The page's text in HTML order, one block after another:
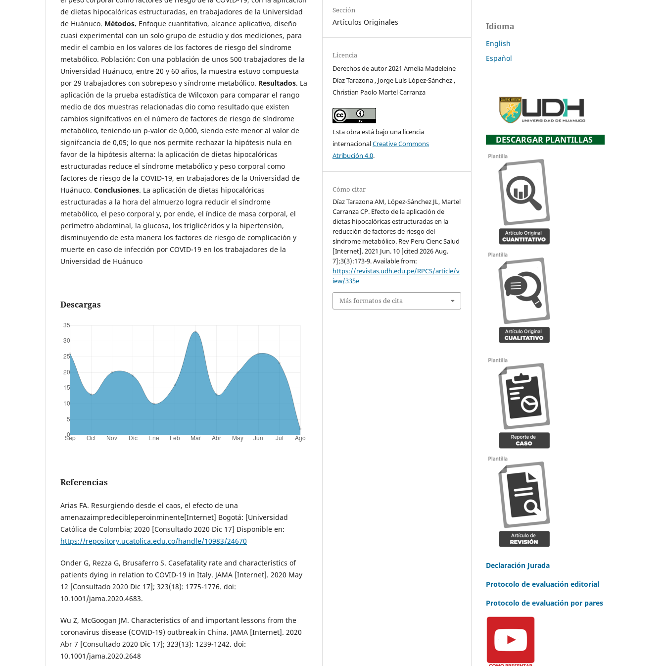
de dietas hipocalóricas estructuradas, en trabajadores de la Universidad
de Huánuco. Métodos. Enfoque cuantitativo, alcance aplicativo, diseño
cuasi experimental con un solo grupo de estudio y dos mediciones, para
medir el cambio en los valores de los factores de riesgo del síndrome
metabólico. Población: Con una población de unos 500 trabajadores de la
Universidad Huánuco, entre 20 y 60 años, la muestra estuvo compuesta
por 29 trabajadores con sobrepeso y síndrome metabólico. Resultados. La
aplicación de la prueba estadística de Wilcoxon para comparar el rango
medio de dos muestras relacionadas dio como resultado que existen
cambios signifcativos en el número de factores de riesgo de síndrome
metabólico, teniendo un p-valor de 0,000, siendo este menor al valor de
signifcancia de 0,05; lo que nos permite rechazar la hipótesis nula en
favor de la hipótesis alterna: la aplicación de dietas hipocalóricas
estructuradas reduce el síndrome metabólico y peso corporal como
factores de riesgo de la COVID-19, en trabajadores de la Universidad de
Huánuco. Conclusiones. La aplicación de dietas hipocalóricas
estructuradas a la hora del almuerzo logra reducir el síndrome
metabólico, el peso corporal y, por ende, el índice de masa corporal, el
perímetro abdominal, la glucosa, los triglicéridos y la hipertensión,
disminuyendo de esta manera los factores de riesgo de complicación y
muerte en caso de infección por COVID-19 en los trabajadores de la
Universidad de Huánuco
Descargas
Referencias
Arias FA. Resurgiendo desde el caos, el efecto de una
amenazaimpredecibleperoinminente[Internet] Bogotá: [Universidad
Católica de Colombia; 2020 [Consultado 2020 Dic 17] Disponible en:
https://repository.ucatolica.edu.co/handle/10983/24670
Onder G, Rezza G, Brusaferro S. Casefatality rate and characteristics of
patients dying in relation to COVID-19 in Italy. JAMA [Internet]. 2020 May
12 [Consultado 2020 Dic 17]; 323(18): 1775-1776. doi:
10.1001/jama.2020.4683.
Wu Z, McGoogan JM. Characteristics of and important lessons from the
coronavirus disease (COVID-19) outbreak in China. JAMA [Internet]. 2020
Abr 7 [Consultado 2020 Dic 17]; 323(13): 1239-1242. doi:
10.1001/jama.2020.2648
Sección
Artículos Originales
Licencia
Derechos de autor 2021 Amelia Madeleine
Díaz Tarazona , Jorge Luís López-Sánchez ,
Christian Paolo Martel Carranza
Esta obra está bajo una licencia
internacionalCreative Commons
Atribución 4.0.
Cómo citar
Díaz Tarazona AM, López-Sánchez JL, Martel
Carranza CP. Efecto de la aplicación de
dietas hipocalóricas estructuradas en la
reducción de factores de riesgo del
síndrome metabólico. Rev Peru Cienc Salud
[Internet]. 2021 Jun. 10 [cited 2026 Aug.
7];3(3):173-9. Available from:
https://revistas.udh.edu.pe/RPCS/article/v
iew/335e
Más formatos de cita
Idioma
English
Español
DESCARGAR PLANTILLAS
Declaración Jurada
Protocolo de evaluación editorial
Protocolo de evaluación por pares